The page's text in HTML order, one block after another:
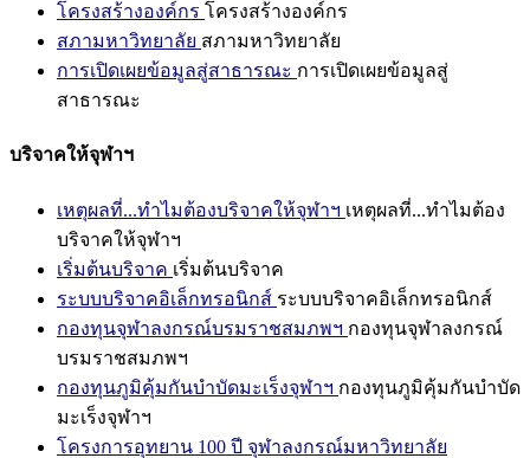
โครงสร้างองค์กร โครงสร้างองค์กร
สภามหาวิทยาลัย สภามหาวิทยาลัย
การเปิดเผยข้อมูลสู่สาธารณะ การเปิดเผยข้อมูลสู่
สาธารณะ
บริจาคให้จุฬาฯ
เหตุผลที่...ทำไมต้องบริจาคให้จุฬาฯ เหตุผลที่...ทำไมต้อง
บริจาคให้จุฬาฯ
เริ่มต้นบริจาค เริ่มต้นบริจาค
ระบบบริจาคอิเล็กทรอนิกส์ ระบบบริจาคอิเล็กทรอนิกส์
กองทุนจุฬาลงกรณ์บรมราชสมภพฯ กองทุนจุฬาลงกรณ์
บรมราชสมภพฯ
กองทุนภูมิคุ้มกันบำบัดมะเร็งจุฬาฯ กองทุนภูมิคุ้มกันบำบัด
มะเร็งจุฬาฯ
โครงการอุทยาน 100 ปี จุฬาลงกรณ์มหาวิทยาลัย